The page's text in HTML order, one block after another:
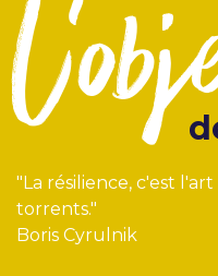
"La résilience, c'est
torrents."
Boris Cyrulnik